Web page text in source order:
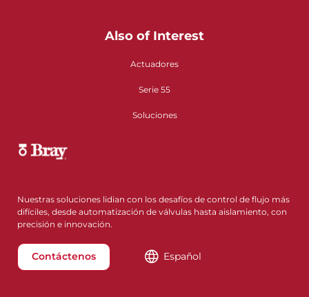
Also of Interest
Actuadores
Serie 55
Soluciones
Nuestras soluciones lidian con los desafíos de control de flujo más
difíciles, desde automatización de válvulas hasta aislamiento, con
precisión e innovación.
Contáctenos Español